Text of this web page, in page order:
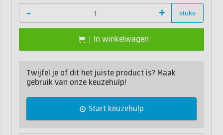
- + stuks
In winkelwagen
Twijfel je of dit het juiste product is? Maak
gebruik van onze keuzehulp!
Start keuzehulp